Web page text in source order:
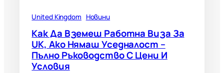
United Kingdom Новини
Как Да Вземеш Работна Виза За
UK, Ако Нямаш Уседналост –
Пълно Ръководство С Цени И
Условия